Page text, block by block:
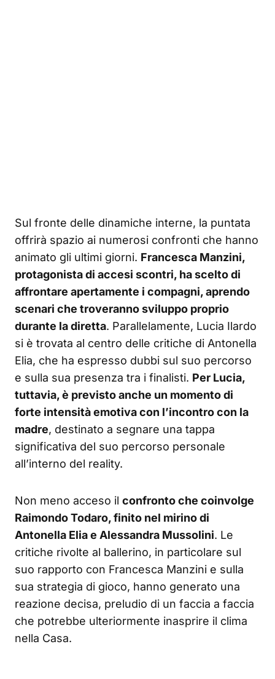
Sul fronte delle dinamiche interne, la puntata
offrirà spazio ai numerosi confronti che hanno
animato gli ultimi giorni. Francesca Manzini,
protagonista di accesi scontri, ha scelto di
affrontare apertamente i compagni, aprendo
scenari che troveranno sviluppo proprio
durante la diretta. Parallelamente, Lucia Ilardo
si è trovata al centro delle critiche di Antonella
Elia, che ha espresso dubbi sul suo percorso
e sulla sua presenza tra i finalisti. Per Lucia,
tuttavia, è previsto anche un momento di
forte intensità emotiva con l’incontro con la
madre, destinato a segnare una tappa
significativa del suo percorso personale
all’interno del reality.
Non meno acceso il confronto che coinvolge
Raimondo Todaro, finito nel mirino di
Antonella Elia e Alessandra Mussolini. Le
critiche rivolte al ballerino, in particolare sul
suo rapporto con Francesca Manzini e sulla
sua strategia di gioco, hanno generato una
reazione decisa, preludio di un faccia a faccia
che potrebbe ulteriormente inasprire il clima
nella Casa.